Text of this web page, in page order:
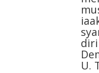
U.